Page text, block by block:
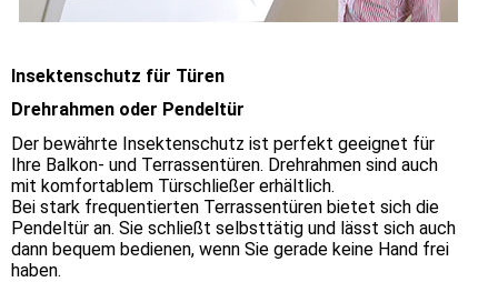
Insektenschutz für Türen
Drehrahmen oder Pendeltür
Der bewährte Insektenschutz ist perfekt geeignet für
Ihre Balkon- und Terrassentüren. Drehrahmen sind auch
mit komfortablem Türschließer erhältlich.
Bei stark frequentierten Terrassentüren bietet sich die
Pendeltür an. Sie schließt selbsttätig und lässt sich auch
dann bequem bedienen, wenn Sie gerade keine Hand frei
haben.